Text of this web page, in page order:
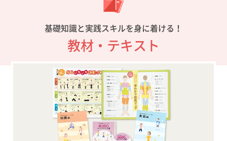
基礎知識と実践スキルを身に着ける！
教材・テキスト